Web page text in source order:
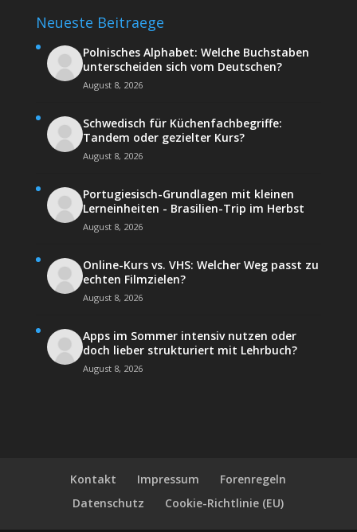
Neueste Beitraege
Polnisches Alphabet: Welche Buchstaben
unterscheiden sich vom Deutschen?
August 8, 2026
Schwedisch für Küchenfachbegriffe:
Tandem oder gezielter Kurs?
August 8, 2026
Portugiesisch-Grundlagen mit kleinen
Lerneinheiten - Brasilien-Trip im Herbst
August 8, 2026
Online-Kurs vs. VHS: Welcher Weg passt zu
echten Filmzielen?
August 8, 2026
Apps im Sommer intensiv nutzen oder
doch lieber strukturiert mit Lehrbuch?
August 8, 2026
Kontakt Impressum
Forenregeln
Datenschutz
Cookie-Richtlinie (EU)